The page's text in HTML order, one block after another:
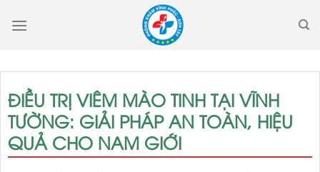
ĐIỀU TRỊ VIÊM MÀO TINH TẠI VĨNH
TƯỜNG: GIẢI PHÁP AN TOÀN, HIỆU
QUẢ CHO NAM GIỚI